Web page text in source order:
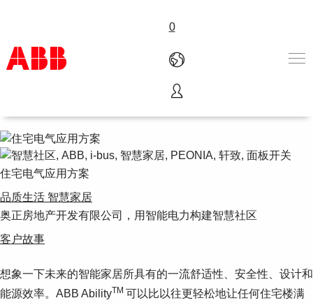
0
产品和解决方案
行业
服务
关于ABB
联系我们
职业
住宅电气应用方案
品质生活 智慧家居
奥正房地产开发有限公司，用智能电力构建智慧社区
客户故事
想象一下未来的智能家居所具有的一流舒适性、安全性、设计和
能源效率。ABB AbilityTM 可以比以往更轻松地让任何住宅楼满